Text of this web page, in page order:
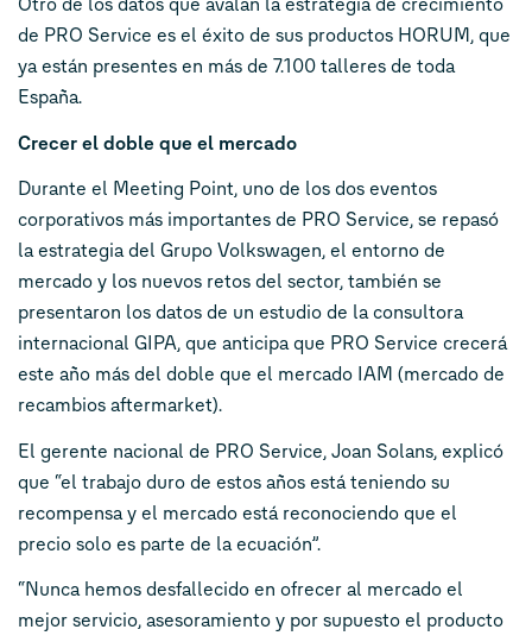
Otro de los datos que avalan la estrategia de crecimiento
de PRO Service es el éxito de sus productos HORUM, que
ya están presentes en más de 7.100 talleres de toda
España.
Crecer el doble que el mercado
Durante el Meeting Point, uno de los dos eventos
corporativos más importantes de PRO Service, se repasó
la estrategia del Grupo Volkswagen, el entorno de
mercado y los nuevos retos del sector, también se
presentaron los datos de un estudio de la consultora
internacional GIPA, que anticipa que PRO Service crecerá
este año más del doble que el mercado IAM (mercado de
recambios aftermarket).
El gerente nacional de PRO Service, Joan Solans, explicó
que “el trabajo duro de estos años está teniendo su
recompensa y el mercado está reconociendo que el
precio solo es parte de la ecuación”.
“Nunca hemos desfallecido en ofrecer al mercado el
mejor servicio, asesoramiento y por supuesto el producto